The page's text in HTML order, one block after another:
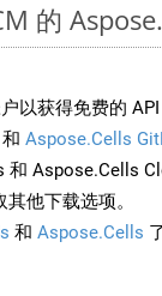
的
以获得免费的
和 Aspose.Cells
和 Aspose.Cells
其他下载选项。
和 Aspose.Cells